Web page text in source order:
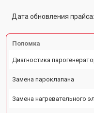
Дата обновления
Поломка
Диагностика
Замена пароклапана
Замена нагревательного